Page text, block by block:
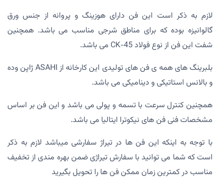
لازم به ذکر است این فن دارای هوزینگ و پروانه از جنس ورق
گالوانیزه بوده که برای مناطق شرجی مناسب می باشد. همچنین
شفت این فن از نوع فولاد CK-45 می باشد.
بلبرینگ های همه ی فن های تولیدی این کارخانه از ASAHI ژاپن وده
و بالانس استاتیکی و دینامیکی می باشد.
همچنین کنترل سرعت با تسمه و پولی می باشد و این فن بر اساس
مشخصات فنی فن های نیکوترا ایتالیا می باشد.
با توجه به اینکه این فن ها در تیراژ سفارشی میباشد لازم به ذکر
است که شما می توانید با سفارش تیراژی ضمن بهره مندی از تخفیف
مناسب در کمترین زمان ممکن فن ها را تحویل بگیرید